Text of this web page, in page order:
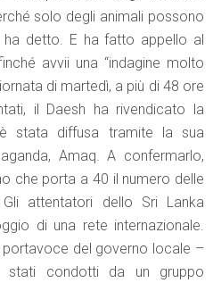
solo degli animali possono
ha detto. E ha fatto appello al
avvii una “indagine molto
di martedì, a più di 48 ore
il Daesh ha rivendicato la
stata diffusa tramite la sua
Amaq. A confermarlo,
che porta a 40 il numero delle
attentatori dello Sri Lanka
di una rete internazionale.
del governo locale –
stati condotti da un gruppo